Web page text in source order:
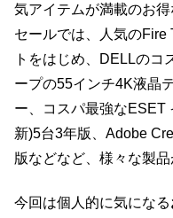
気アイテムが満載のお
セールでは、人気のFire
トをはじめ、DELLのコ
ープの55インチ4K液晶
ー、コスパ最強なESET
新)5台3年版、Adobe
版などなど、様々な製
今回は個人的に気になる